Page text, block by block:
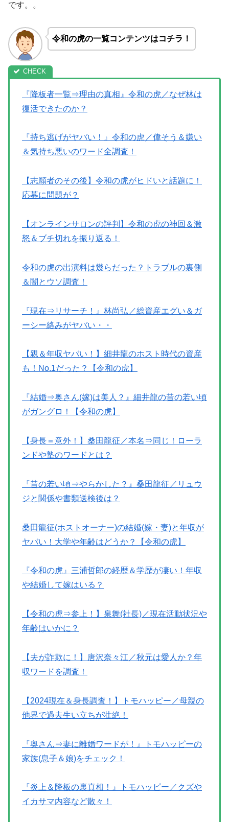
です。。
令和の虎の一覧コンテンツはコチラ！
『降板者一覧⇒理由の真相』令和の虎／なぜ林は
復活できたのか？
『持ち逃げがヤバい！』令和の虎／偉そう＆嫌い
＆気持ち悪いのワード全調査！
【志願者のその後】令和の虎がヒドいと話題に！
応募に問題が？
【オンラインサロンの評判】令和の虎の神回＆激
怒＆ブチ切れを振り返る！
令和の虎の出演料は幾らだった？トラブルの裏側
＆闇とウソ調査！
『現在⇒リサーチ！』林尚弘／総資産エグい＆ガ
ーシー絡みがヤバい・・
【親＆年収ヤバい！】細井龍のホスト時代の資産
も！No.1だった？【令和の虎】
『結婚⇒奥さん(嫁)は美人？』細井龍の昔の若い頃
がガングロ！【令和の虎】
【身長＝意外！】桑田龍征／本名⇒同じ！ローラ
ンドや塾のワードとは？
『昔の若い頃⇒やらかした？』桑田龍征／リュウ
ジと関係や書類送検後は？
桑田龍征(ホストオーナー)の結婚(嫁・妻)と年収が
ヤバい！大学や年齢はどうか？【令和の虎】
『令和の虎』三浦哲郎の経歴＆学歴が凄い！年収
や結婚して嫁はいる？
【令和の虎⇒参上！】泉舞(社長)／現在活動状況や
年齢はいかに？
【夫が詐欺に！】唐沢奈々江／秋元は愛人か？年
収ワードを調査！
【2024現在＆身長調査！】トモハッピー／母親の
他界で過去生い立ちが壮絶！
『奥さん⇒妻に離婚ワードが！』トモハッピーの
家族(息子＆娘)をチェック！
『炎上＆降板の裏真相！』トモハッピー／クズや
イカサマ内容など散々！